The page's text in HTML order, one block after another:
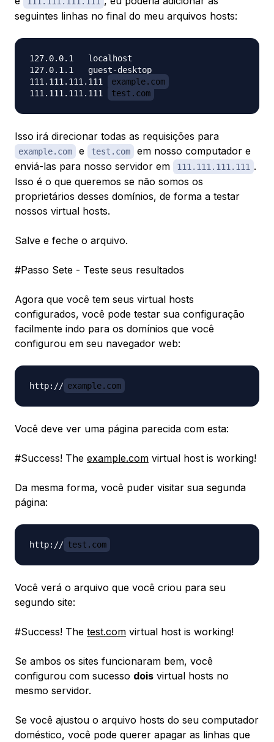
seguintes linhas no final do meu arquivos hosts:
127.0.0.1   localhost
127.0.1.1   guest-desktop
111.111.111.111
example.com
111.111.111.111
test.com
Isso irá direcionar todas as requisições para
example.com e test.com
em nosso computador e
enviá-las para nosso servidor em
111.111.111.111 .
Isso é o que queremos se não somos os
proprietários desses domínios, de forma a testar
nossos virtual hosts.
Salve e feche o arquivo.
#Passo Sete - Teste seus resultados
Agora que você tem seus virtual hosts
configurados, você pode testar sua configuração
facilmente indo para os domínios que você
configurou em seu navegador web:
http:// example.com
Você deve ver uma página parecida com esta:
#Success! The example.com virtual host is working!
Da mesma forma, você puder visitar sua segunda
página:
http:// test.com
Você verá o arquivo que você criou para seu
segundo site:
#Success! The test.com virtual host is working!
Se ambos os sites funcionaram bem, você
configurou com sucesso dois virtual hosts no
mesmo servidor.
Se você ajustou o arquivo hosts do seu computador
doméstico, você pode querer apagar as linhas que